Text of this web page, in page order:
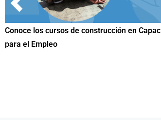
Papuchis y el Sueño Michoacano como
productiva